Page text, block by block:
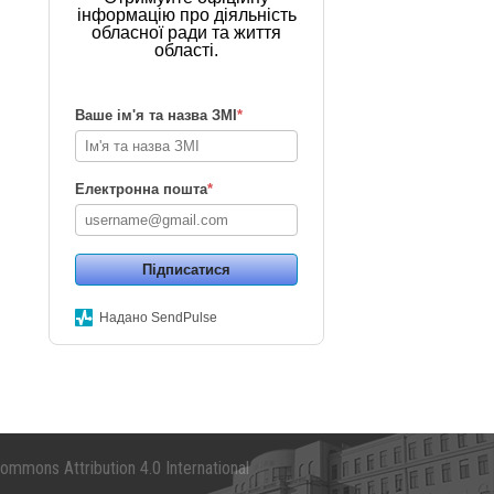
інформацію про діяльність
обласної ради та життя
області.
Ваше ім'я та назва ЗМІ*
Електронна пошта*
Підписатися
Надано SendPulse
Attribution 4.0 International